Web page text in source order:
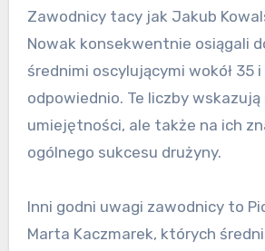
Zawodnicy tacy jak Jakub
Nowak konsekwentnie osiągali
średnimi oscylującymi wokół 35 i
odpowiednio. Te liczby
umiejętności, ale także na ich
ogólnego sukcesu drużyny.
Inni godni uwagi zawodnicy to
Marta Kaczmarek, których